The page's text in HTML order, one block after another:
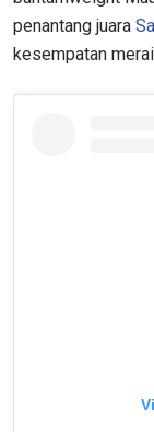
penantang juara
kesempatan